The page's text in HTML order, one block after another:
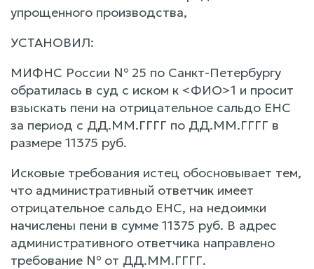
упрощенного производства,
УСТАНОВИЛ:
МИФНС России № 25 по Санкт-Петербургу
обратилась в суд с иском к <ФИО>1 и просит
взыскать пени на отрицательное сальдо ЕНС
за период с ДД.ММ.ГГГГ по ДД.ММ.ГГГГ в
размере 11375 руб.
Исковые требования истец обосновывает тем,
что административный ответчик имеет
отрицательное сальдо ЕНС, на недоимки
начислены пени в сумме 11375 руб. В адрес
административного ответчика направлено
требование № от ДД.ММ.ГГГГ.